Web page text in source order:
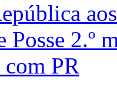
Posse 2.º
PR